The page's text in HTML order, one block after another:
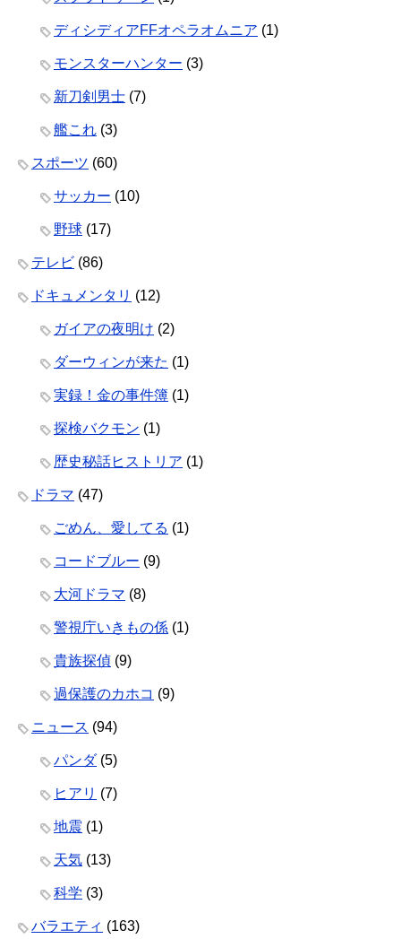
ディシディアFFオペラオムニア (1)
モンスターハンター (3)
新刀剣男士 (7)
艦これ (3)
スポーツ (60)
サッカー (10)
野球 (17)
テレビ (86)
ドキュメンタリ (12)
ガイアの夜明け (2)
ダーウィンが来た (1)
実録！金の事件簿 (1)
探検バクモン (1)
歴史秘話ヒストリア (1)
ドラマ (47)
ごめん、愛してる (1)
コードブルー (9)
大河ドラマ (8)
警視庁いきもの係 (1)
貴族探偵 (9)
過保護のカホコ (9)
ニュース (94)
パンダ(5)
ヒアリ (7)
地震 (1)
天気 (13)
科学 (3)
バラエティ (163)